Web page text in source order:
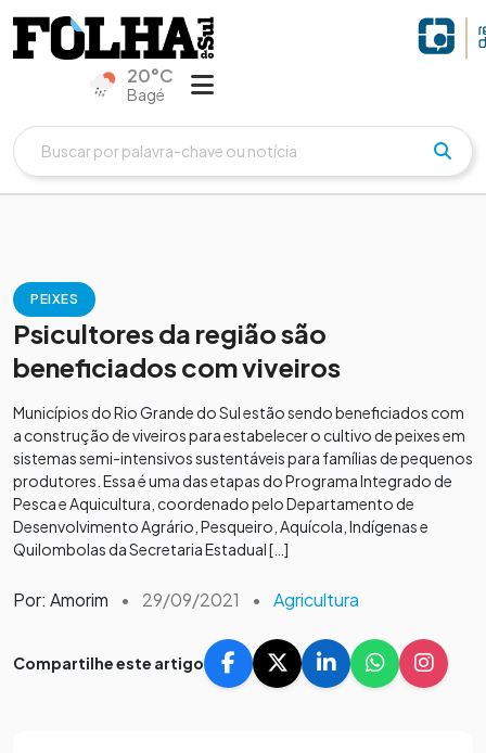
20°C
Bagé
PEIXES
Psicultores da região são
beneficiados com viveiros
Municípios do Rio Grande do Sul estão sendo beneficiados com
a construção de viveiros para estabelecer o cultivo de peixes em
sistemas semi-intensivos sustentáveis para famílias de pequenos
produtores. Essa é uma das etapas do Programa Integrado de
Pesca e Aquicultura, coordenado pelo Departamento de
Desenvolvimento Agrário, Pesqueiro, Aquícola, Indígenas e
Quilombolas da Secretaria Estadual […]
Por: Amorim • 29/09/2021 • Agricultura
Compartilhe este artigo